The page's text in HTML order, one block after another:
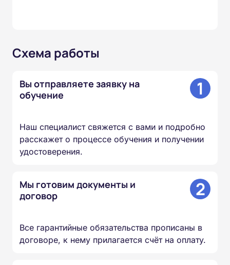
Схема работы
Вы отправляете заявку на
обучение
1
Наш специалист свяжется с вами и подробно
расскажет о процессе обучения и получении
удостоверения.
Мы готовим документы и
договор
2
Все гарантийные обязательства прописаны в
договоре, к нему прилагается счёт на оплату.